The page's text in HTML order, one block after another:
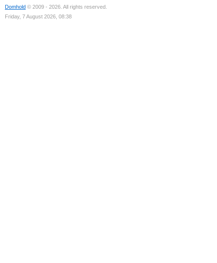
Domhold © 2009 - 2026. All rights reserved.
Friday, 7 August 2026, 08:38